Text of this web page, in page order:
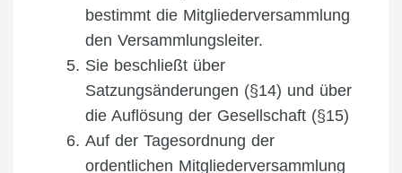
bestimmt die Mitgliederversammlung
den Versammlungsleiter.
Sie beschließt über
Satzungsänderungen (§14) und über
die Auflösung der Gesellschaft (§15)
Auf der Tagesordnung der
ordentlichen Mitgliederversammlung